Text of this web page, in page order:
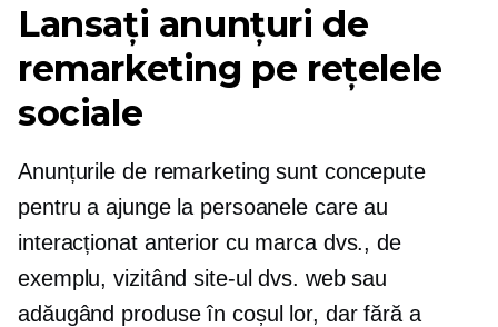
Lansați anunțuri de
remarketing pe rețelele
sociale
Anunțurile de remarketing sunt concepute
pentru a ajunge la persoanele care au
interacționat anterior cu marca dvs., de
exemplu, vizitând site-ul dvs. web sau
adăugând produse în coșul lor, dar fără a